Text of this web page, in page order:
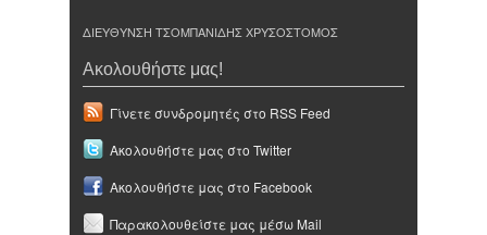
ΔΙΕΥΘΥΝΣΗ ΤΣΟΜΠΑΝΙΔΗΣ ΧΡΥΣΟΣΤΟΜΟΣ
Ακολουθήστε μας!
Γίνετε συνδρομητές στο RSS Feed
Ακολουθήστε μας στο Twitter
Ακολουθήστε μας στο Facebook
Παρακολουθείστε μας μέσω Mail